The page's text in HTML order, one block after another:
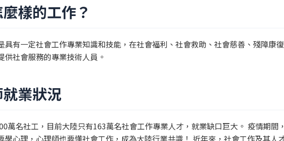
樣的工作？
具有一定社會工作專業知識和技能，在社會福利、社會救助、社會慈善、殘障康
社會服務的專業技術人員。
業狀況
萬名社工，目前大陸只有163萬名社會工作專業人才，就業缺口巨大。 疫情期間